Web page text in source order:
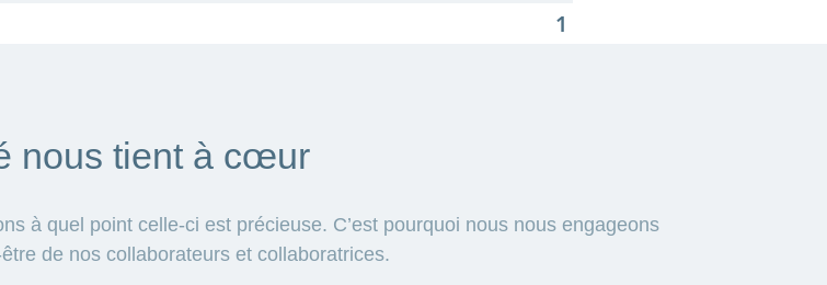
nous tient à cœur
à quel point celle-ci est précieuse. C’est pourquoi nous nous engageons
de nos collaborateurs et collaboratrices.